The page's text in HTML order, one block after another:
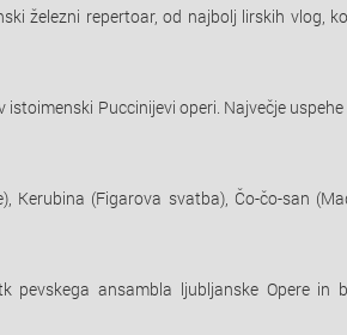
železni repertoar, od najbolj lirskih vlog,
istoimenski Puccinijevi operi. Največje
Kerubina (Figarova svatba), Čo-čo-san
pevskega ansambla ljubljanske Opere